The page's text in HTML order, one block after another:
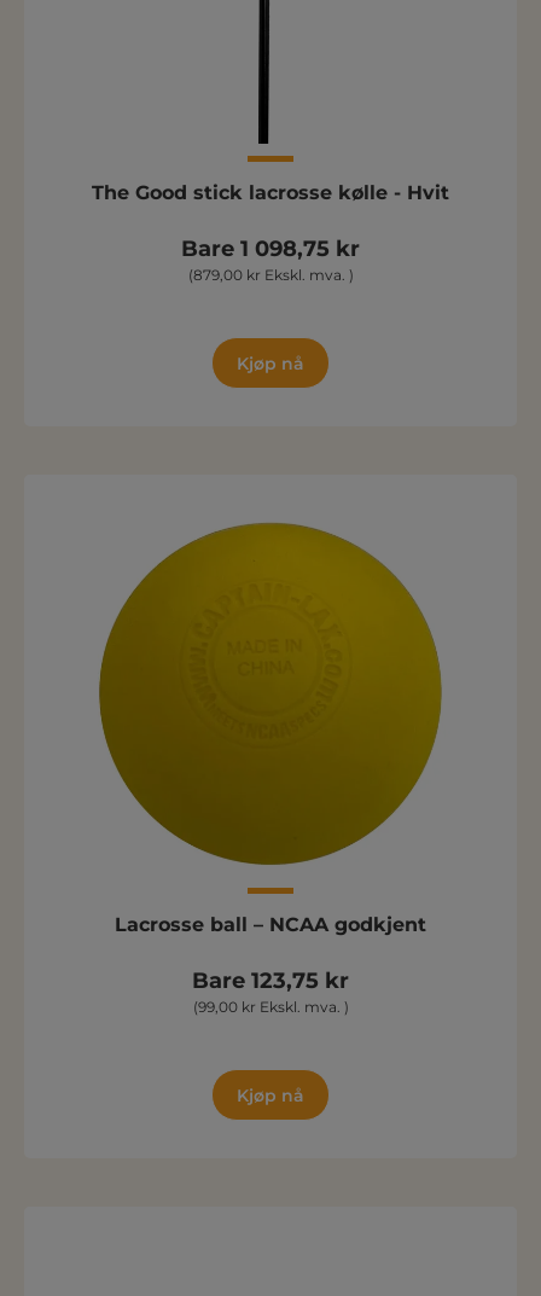
The Good stick lacrosse kølle - Hvit
Bare 1 098,75 kr
(879,00 kr Ekskl. mva. )
Kjøp nå
Lacrosse ball – NCAA godkjent
Bare 123,75 kr
(99,00 kr Ekskl. mva. )
Kjøp nå